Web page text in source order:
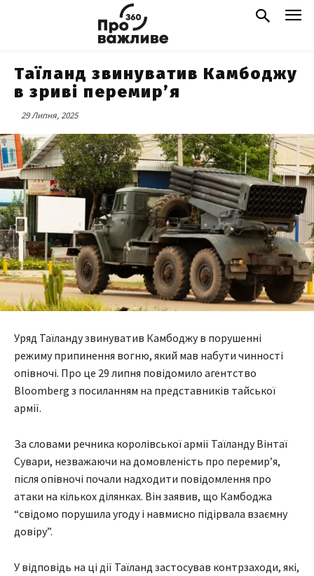
Таїланд звинуватив Камбоджу
в зриві перемир’я
29 Липня, 2025
Уряд Таїланду звинуватив Камбоджу в порушенні
режиму припинення вогню, який мав набути чинності
опівночі. Про це 29 липня повідомило агентство
Bloomberg з посиланням на представників тайської
армії.
За словами речника королівської армії Таїланду Вінтаї
Сувари, незважаючи на домовленість про перемир’я,
після опівночі почали надходити повідомлення про
атаки на кількох ділянках. Він заявив, що Камбоджа
“свідомо порушила угоду і навмисно підірвала взаємну
довіру”.
У відповідь на ці дії Таїланд застосував контрзаходи, які,